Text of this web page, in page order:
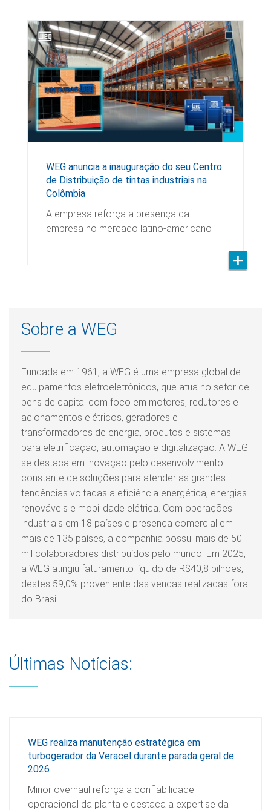
WEG anuncia a inauguração do seu Centro
de Distribuição de tintas industriais na
Colômbia
A empresa reforça a presença da
empresa no mercado latino-americano
Sobre a WEG
Fundada em 1961, a WEG é uma empresa global de
equipamentos eletroeletrônicos, que atua no setor de
bens de capital com foco em motores, redutores e
acionamentos elétricos, geradores e
transformadores de energia, produtos e sistemas
para eletrificação, automação e digitalização. A WEG
se destaca em inovação pelo desenvolvimento
constante de soluções para atender as grandes
tendências voltadas a eficiência energética, energias
renováveis e mobilidade elétrica. Com operações
industriais em 18 países e presença comercial em
mais de 135 países, a companhia possui mais de 50
mil colaboradores distribuídos pelo mundo. Em 2025,
a WEG atingiu faturamento líquido de R$40,8 bilhões,
destes 59,0% proveniente das vendas realizadas fora
do Brasil.
Últimas Notícias:
WEG realiza manutenção estratégica em
turbogerador da Veracel durante parada geral de
2026
Minor overhaul reforça a confiabilidade
operacional da planta e destaca a expertise da